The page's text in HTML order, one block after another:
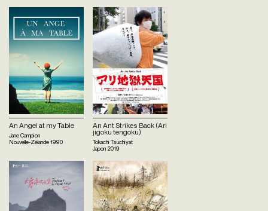
An Angel at my Table
Jane Campion
Nouvelle-Zélande1990
An Ant Strikes Back (Ari
jigoku tengoku)
Tokachi Tsuchiyat
Japon 2019